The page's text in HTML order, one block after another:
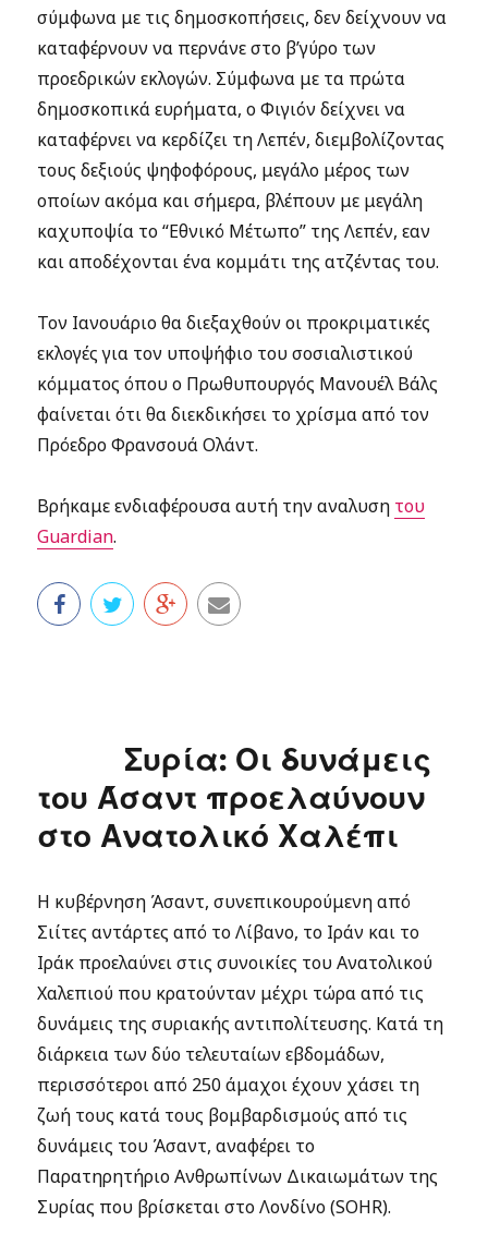
σύμφωνα με τις δημοσκοπήσεις, δεν δείχνουν να
καταφέρνουν να περνάνε στο β’γύρο των
προεδρικών εκλογών. Σύμφωνα με τα πρώτα
δημοσκοπικά ευρήματα, ο Φιγιόν δείχνει να
καταφέρνει να κερδίζει τη Λεπέν, διεμβολίζοντας
τους δεξιούς ψηφοφόρους, μεγάλο μέρος των
οποίων ακόμα και σήμερα, βλέπουν με μεγάλη
καχυποψία το “Εθνικό Μέτωπο” της Λεπέν, εαν
και αποδέχονται ένα κομμάτι της ατζέντας του.
Τον Ιανουάριο θα διεξαχθούν οι προκριματικές
εκλογές για τον υποψήφιο του σοσιαλιστικού
κόμματος όπου ο Πρωθυπουργός Μανουέλ Βάλς
φαίνεται ότι θα διεκδικήσει το χρίσμα από τον
Πρόεδρο Φρανσουά Ολάντ.
Βρήκαμε ενδιαφέρουσα αυτή την αναλυση του
Guardian.
Συρία: Οι δυνάμεις
του Άσαντ προελαύνουν
στο Ανατολικό Χαλέπι
Η κυβέρνηση Άσαντ, συνεπικουρούμενη από
Σιίτες αντάρτες από το Λίβανο, το Ιράν και το
Ιράκ προελαύνει στις συνοικίες του Ανατολικού
Χαλεπιού που κρατούνταν μέχρι τώρα από τις
δυνάμεις της συριακής αντιπολίτευσης. Κατά τη
διάρκεια των δύο τελευταίων εβδομάδων,
περισσότεροι από 250 άμαχοι έχουν χάσει τη
ζωή τους κατά τους βομβαρδισμούς από τις
δυνάμεις του Άσαντ, αναφέρει το
Παρατηρητήριο Ανθρωπίνων Δικαιωμάτων της
Συρίας που βρίσκεται στο Λονδίνο (SOHR).